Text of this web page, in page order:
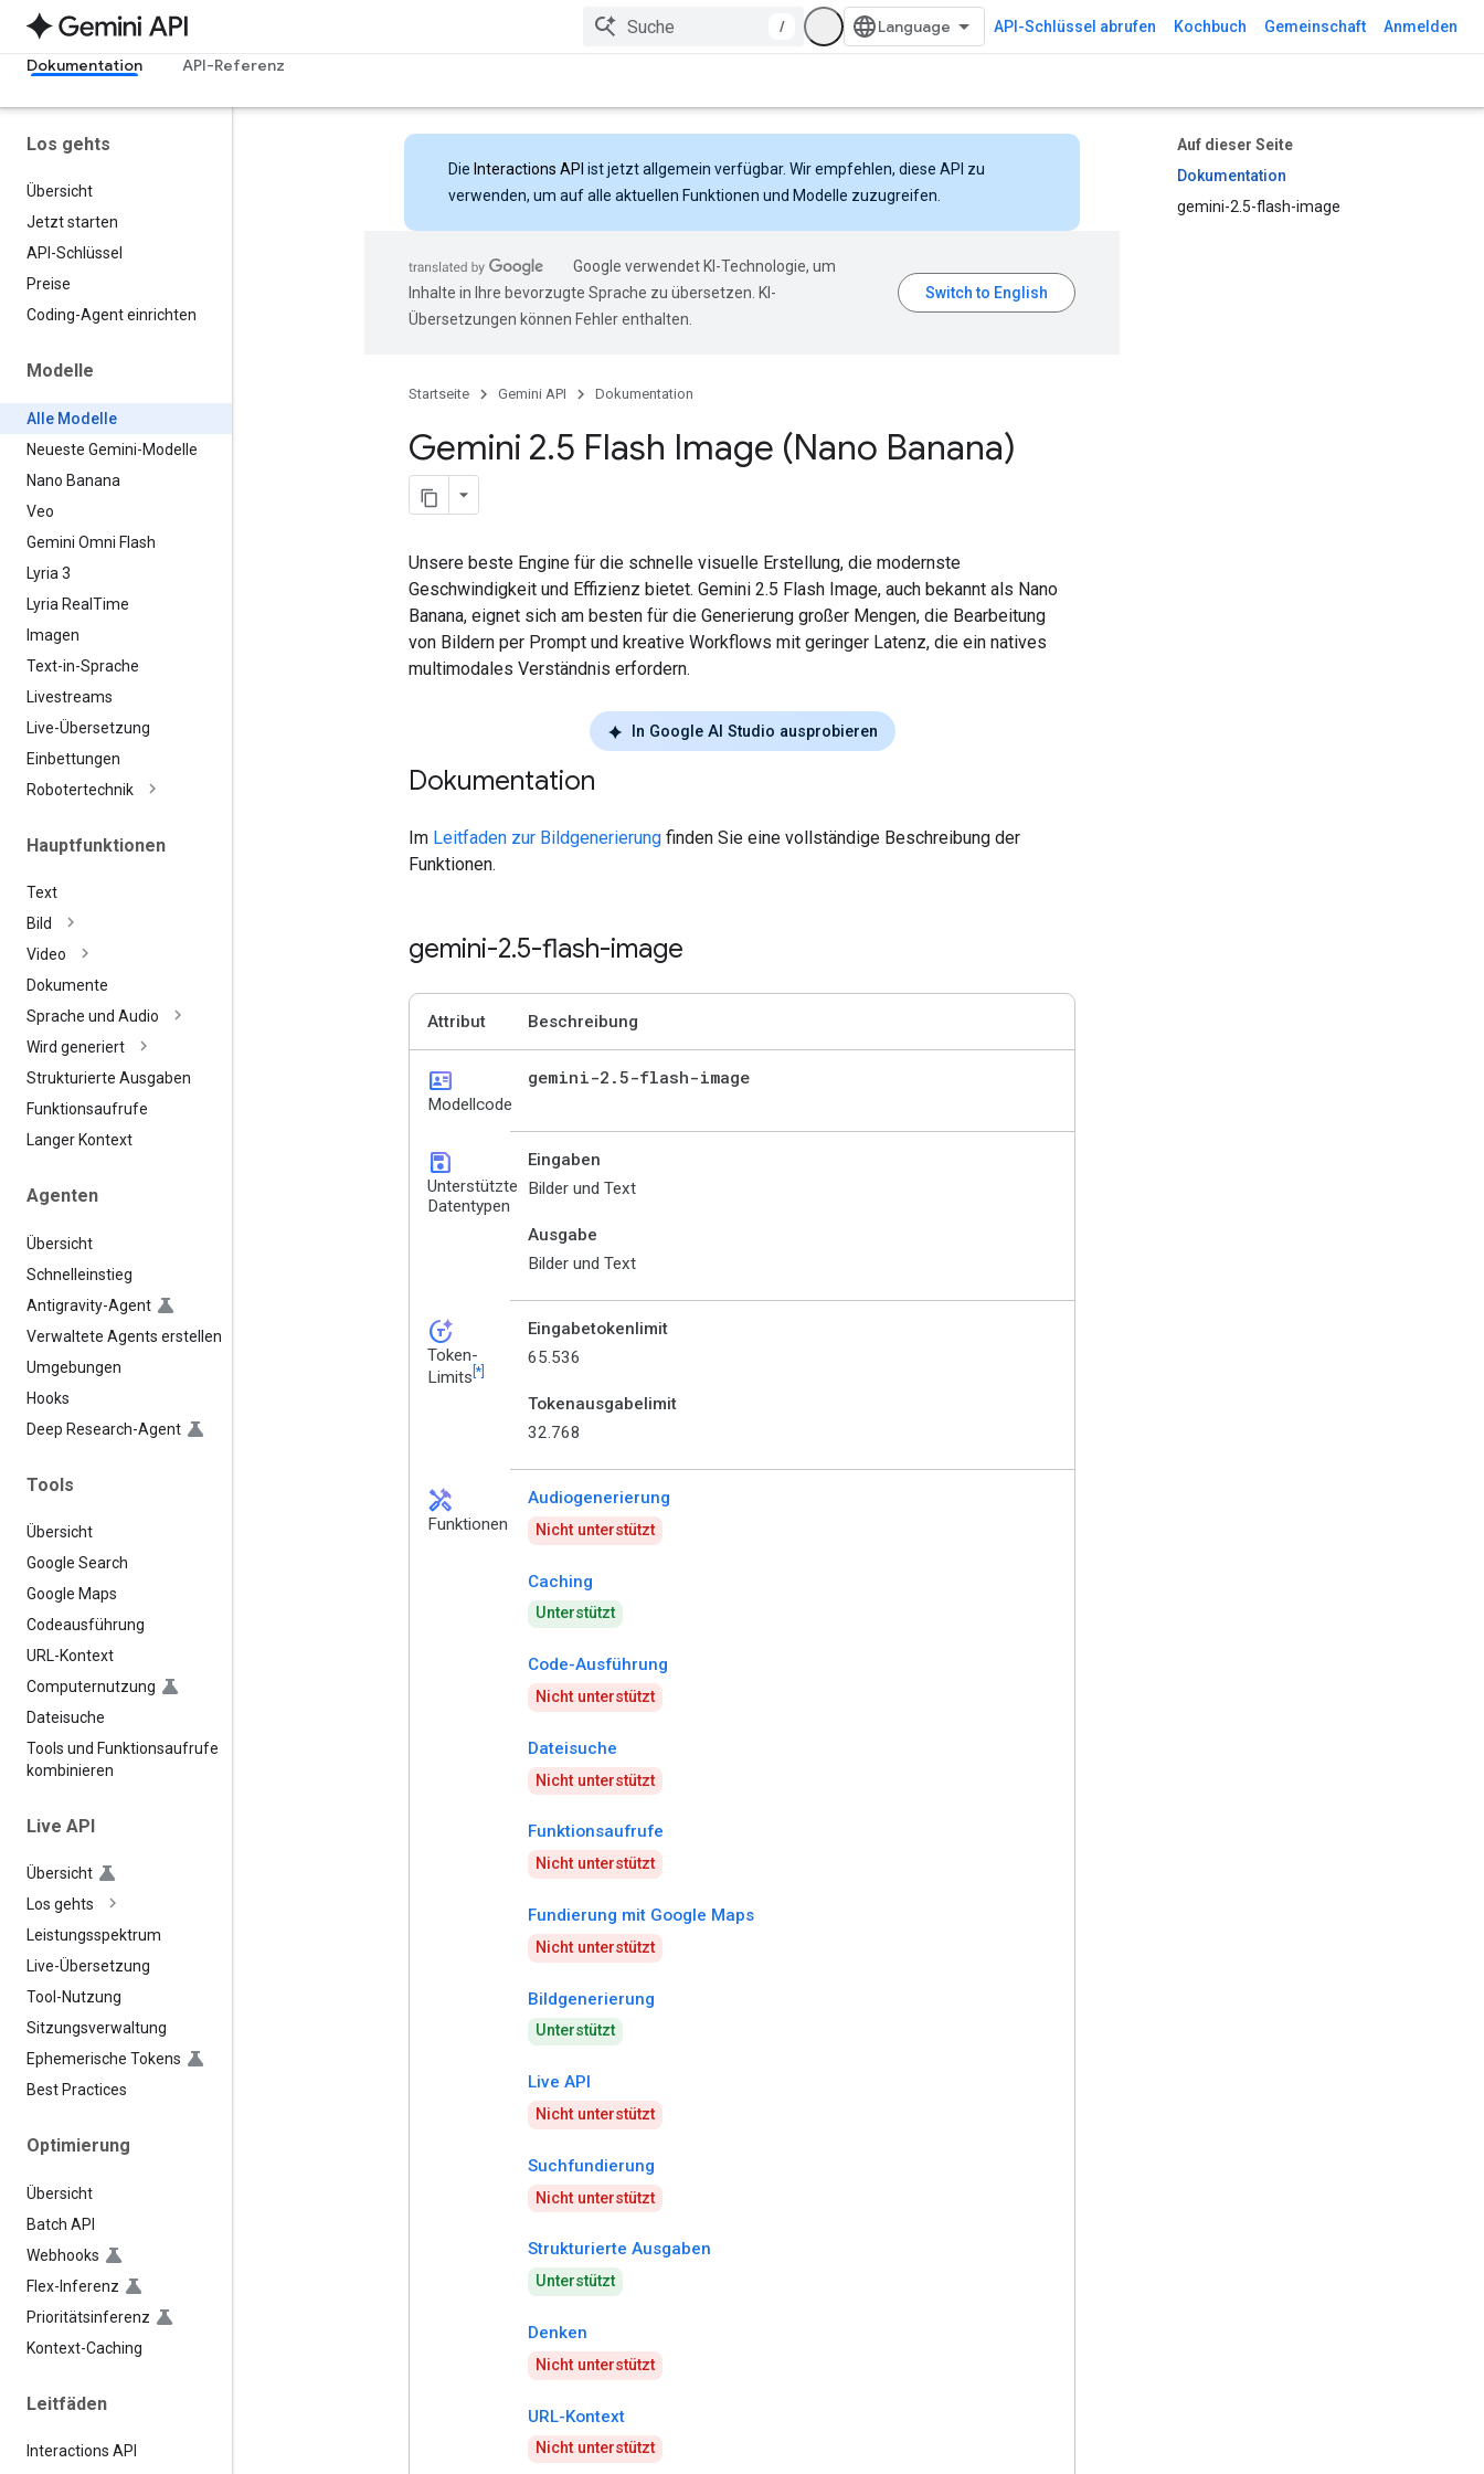
/ API-Schlüssel abrufen Kochbuch Gemeinschaft Anmelden
Dokumentation API-Referenz
Los gehts
Übersicht
Jetzt starten
API-Schlüssel
Preise
Coding-Agent einrichten
Modelle
Alle Modelle
Neueste Gemini-Modelle
Nano Banana
Veo
Gemini Omni Flash
Lyria 3
Lyria Real Time
Imagen
Text-in-Sprache
Livestreams
Live-Übersetzung
Einbettungen
Robotertechnik
Hauptfunktionen
Text
Bild
Video
Dokumente
Sprache und Audio
Wird generiert
Strukturierte Ausgaben
Funktionsaufrufe
Langer Kontext
Agenten
Übersicht
Schnelleinstieg
Antigravity-Agent
Verwaltete Agents erstellen
Umgebungen
Hooks
Deep Research-Agent
Tools
Übersicht
Google Search
Google Maps
Codeausführung
URL-Kontext
Computernutzung
Dateisuche
Tools und Funktionsaufrufe
kombinieren
Live API
Übersicht
Los gehts
Leistungsspektrum
Live-Übersetzung
Tool-Nutzung
Sitzungsverwaltung
Ephemerische Tokens
Best Practices
Optimierung
Übersicht
Batch API
Webhooks
Flex-Inferenz
Prioritätsinferenz
Kontext-Caching
Leitfäden
Interactions API
Auf dieser Seite
Dokumentation
gemini-2.5-flash-image
Die Interactions API ist jetzt allgemein verfügbar. Wir empfehlen, diese API zu
verwenden, um auf alle aktuellen Funktionen und Modelle zuzugreifen.
Google verwendet KI-Technologie, um
Inhalte in Ihre bevorzugte Sprache zu übersetzen. KI-
Übersetzungen können Fehler enthalten.
Startseite Gemini API Dokumentation
Gemini 2.5 Flash Image (Nano Banana)
Unsere beste Engine für die schnelle visuelle Erstellung, die modernste
Geschwindigkeit und Effizienz bietet. Gemini 2.5 Flash Image, auch bekannt als Nano
Banana, eignet sich am besten für die Generierung großer Mengen, die Bearbeitung
von Bildern per Prompt und kreative Workflows mit geringer Latenz, die ein natives
multimodales Verständnis erfordern.
In Google AI Studio ausprobieren
Dokumentation
Im Leitfaden zur Bildgenerierung finden Sie eine vollständige Beschreibung der
Funktionen.
gemini-2.5-flash-image
Attribut Beschreibung
id_card
Modellcode
gemini-2 .5-flash-image
save
Unterstützte
Datentypen
Eingaben
Bilder und Text
Ausgabe
Bilder und Text
token_auto
Token-
Limits [*]
Eingabetokenlimit
65.536
Tokenausgabelimit
32.768
handyman
Funktionen
Audiogenerierung
Nicht unterstützt
Caching
Unterstützt
Code-Ausführung
Nicht unterstützt
Dateisuche
Nicht unterstützt
Funktionsaufrufe
Nicht unterstützt
Fundierung mit Google Maps
Nicht unterstützt
Bildgenerierung
Unterstützt
Live API
Nicht unterstützt
Suchfundierung
Nicht unterstützt
Strukturierte Ausgaben
Unterstützt
Denken
Nicht unterstützt
URL-Kontext
Nicht unterstützt